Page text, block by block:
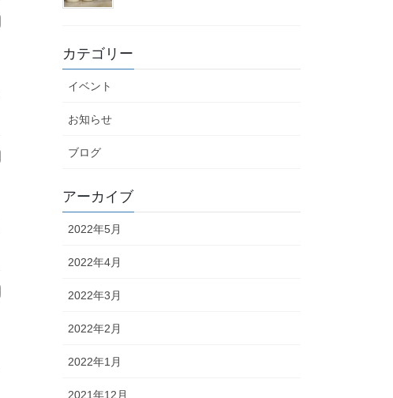
カテゴリー
イベント
お知らせ
ブログ
アーカイブ
2022年5月
2022年4月
2022年3月
2022年2月
2022年1月
2021年12月